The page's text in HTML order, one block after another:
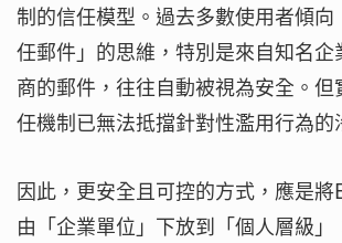
制的信任模型。過去多數使用者傾向
任郵件」的思維，特別是來自知名企
商的郵件，往往自動被視為安全。
任機制已無法抵擋針對性濫用行為的
因此，更安全且可控的方式，應是將
由「企業單位」下放到「個人層級